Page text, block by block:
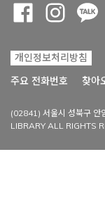
개인정보처리방침
주요 전화번호
찾아
(02841) 서울시 성북구
LIBRARY ALL RIGHTS
Opens a new